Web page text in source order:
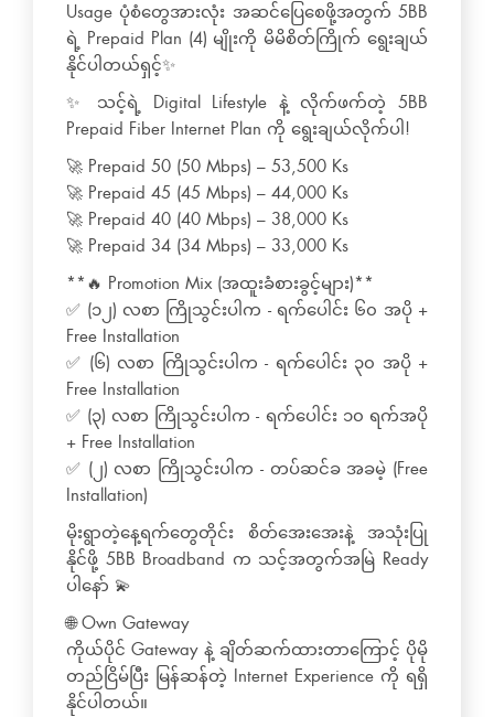
Usage ပုံစံတွေအားလုံး အဆင်ပြေစေဖို့အတွက် 5BB
ရဲ့ Prepaid Plan (4) မျိုးကို မိမိစိတ်ကြိုက် ရွေးချယ်
နိုင်ပါတယ်ရှင့်✨
✨ သင့်ရဲ့ Digital Lifestyle နဲ့ လိုက်ဖက်တဲ့ 5BB
Prepaid Fiber Internet Plan ကို ရွေးချယ်လိုက်ပါ!
🚀 Prepaid 50 (50 Mbps) – 53,500 Ks
🚀 Prepaid 45 (45 Mbps) – 44,000 Ks
🚀 Prepaid 40 (40 Mbps) – 38,000 Ks
🚀 Prepaid 34 (34 Mbps) – 33,000 Ks
**🔥 Promotion Mix (အထူးခံစားခွင့်များ)**
✅ (၁၂) လစာ ကြိုသွင်းပါက - ရက်ပေါင်း ၆၀ အပို +
Free Installation
✅ (၆) လစာ ကြိုသွင်းပါက - ရက်ပေါင်း ၃၀ အပို +
Free Installation
✅ (၃) လစာ ကြိုသွင်းပါက - ရက်ပေါင်း ၁၀ ရက်အပို
+ Free Installation
✅ (၂) လစာ ကြိုသွင်းပါက - တပ်ဆင်ခ အခမဲ့ (Free
Installation)
မိုးရွာတဲ့နေ့ရက်တွေတိုင်း စိတ်အေးအေးနဲ့ အသုံးပြု
နိုင်ဖို့ 5BB Broadband က သင့်အတွက်အမြဲ Ready
ပါနော် 💫
🌐 Own Gateway
ကိုယ်ပိုင် Gateway နဲ့ ချိတ်ဆက်ထားတာကြောင့် ပိုမို
တည်ငြိမ်ပြီး မြန်ဆန်တဲ့ Internet Experience ကို ရရှိ
နိုင်ပါတယ်။